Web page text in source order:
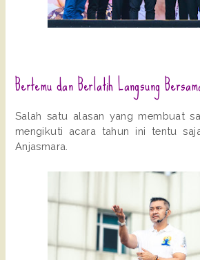
Bertemu dan Berlatih Langsung
Salah satu alasan yang membuat
mengikuti acara tahun ini tentu
Anjasmara.